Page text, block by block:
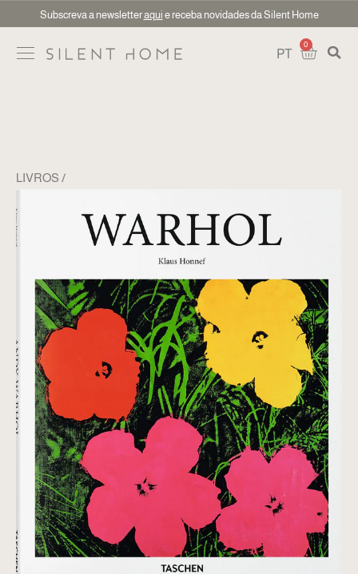
Subscreva a newsletteraqui e receba novidades da Silent Home
PT
0
LIVROS